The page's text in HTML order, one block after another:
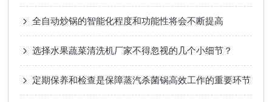
全自动炒锅的智能化程度和功能性将会不断提高
选择水果蔬菜清洗机厂家不得忽视的几个小细节？
定期保养和检查是保障蒸汽杀菌锅高效工作的重要环节